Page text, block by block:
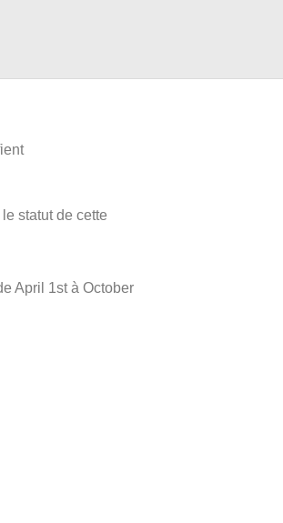
statut de cette
April 1st à October